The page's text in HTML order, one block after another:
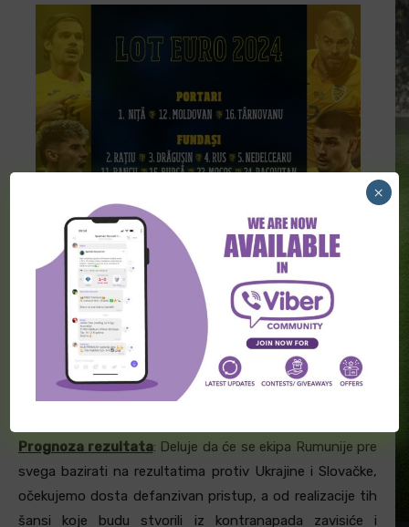
Prognoza rezultata: Deluje da će se ekipa Rumunije pre
svega bazirati na rezultatima protiv Ukrajine i Slovačke,
očekujemo dosta defanzivan pristup, a od realizacije tih
šansi koje budu stvorili iz kontranapada zavisiće i
×